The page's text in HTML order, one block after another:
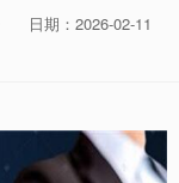
日期：2026-02-11